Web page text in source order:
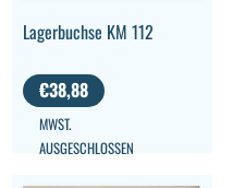
Lagerbuchse KM 112
€38,88
MWST.
AUSGESCHLOSSEN